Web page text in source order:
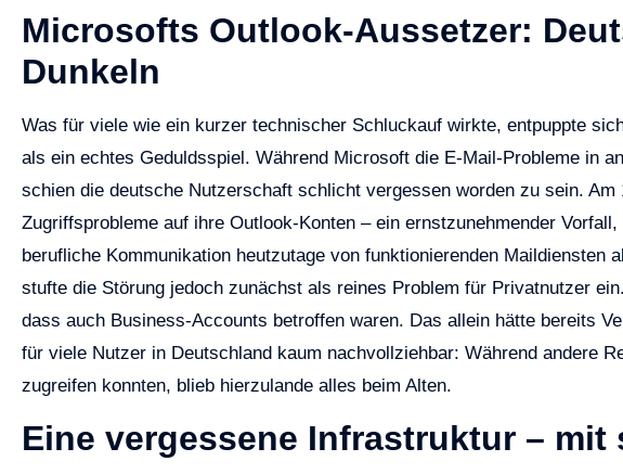
Microsofts Outlook-Aussetzer:
Dunkeln
Was für viele wie ein kurzer technischer Schluckauf wirkte, entpuppte
als ein echtes Geduldsspiel. Während Microsoft die E-Mail-Probleme in
schien die deutsche Nutzerschaft schlicht vergessen worden zu sein.
Zugriffsprobleme auf ihre Outlook-Konten – ein ernstzunehmender
berufliche Kommunikation heutzutage von funktionierenden Maildiensten
stufte die Störung jedoch zunächst als reines Problem für Privatnutzer
dass auch Business-Accounts betroffen waren. Das allein hätte bereits
für viele Nutzer in Deutschland kaum nachvollziehbar: Während andere
zugreifen konnten, blieb hierzulande alles beim Alten.
Eine vergessene Infrastruktur – mit